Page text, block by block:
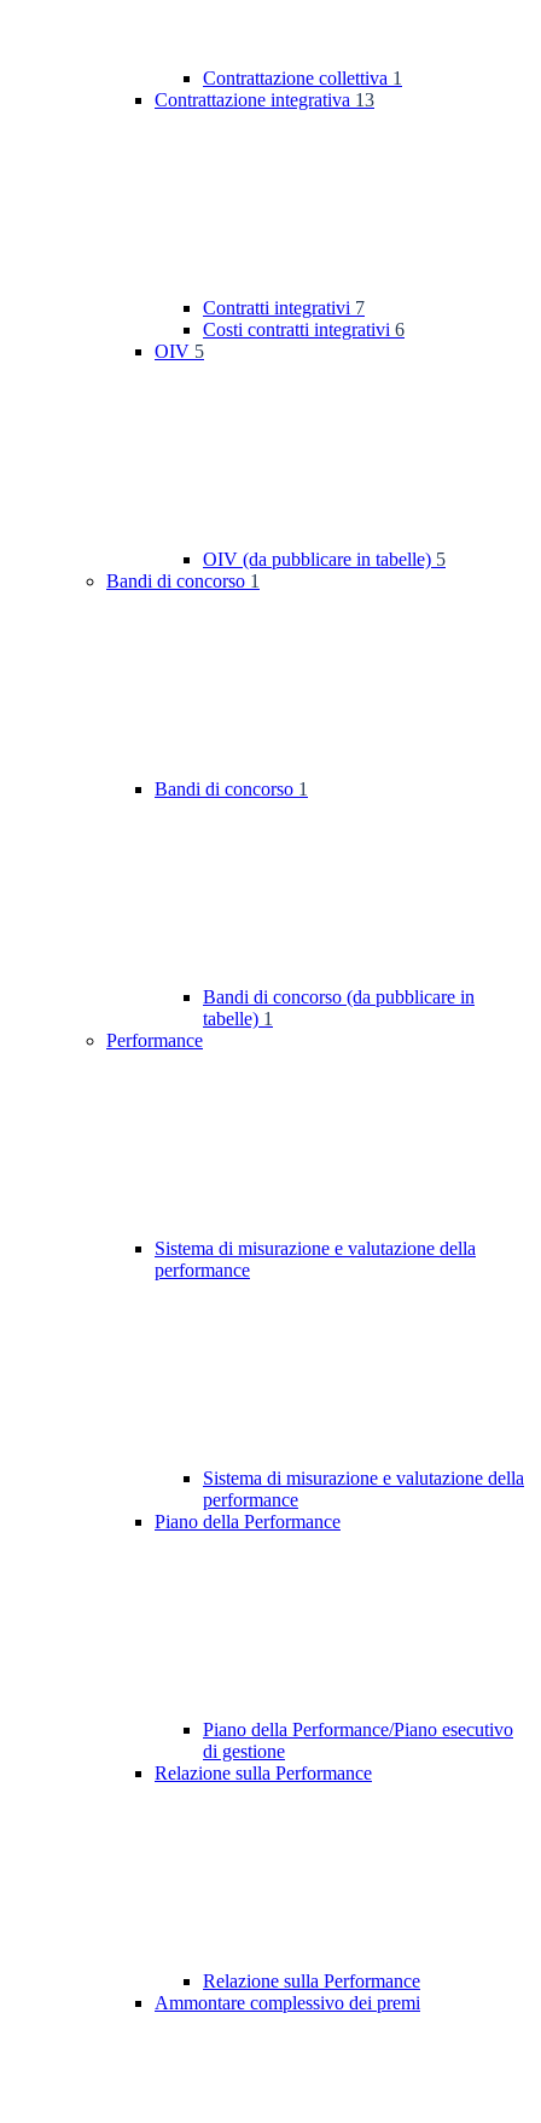
Contrattazione collettiva 1
Contrattazione integrativa 13
Contratti integrativi 7
Costi contratti integrativi 6
OIV 5
OIV (da pubblicare in tabelle) 5
Bandi di concorso 1
Bandi di concorso 1
Bandi di concorso (da pubblicare in
tabelle) 1
Performance
Sistema di misurazione e valutazione della
performance
Sistema di misurazione e valutazione della
performance
Piano della Performance
Piano della Performance/Piano esecutivo
di gestione
Relazione sulla Performance
Relazione sulla Performance
Ammontare complessivo dei premi